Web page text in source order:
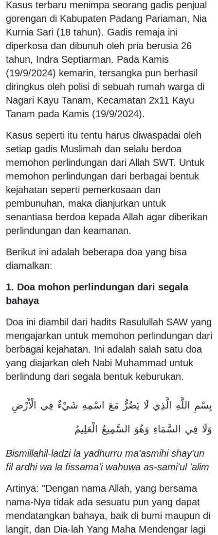
Kasus terbaru menimpa seorang gadis penjual
gorengan di Kabupaten Padang Pariaman, Nia
Kurnia Sari (18 tahun). Gadis remaja ini
diperkosa dan dibunuh oleh pria berusia 26
tahun, Indra Septiarman. Pada Kamis
(19/9/2024) kemarin, tersangka pun berhasil
diringkus oleh polisi di sebuah rumah warga di
Nagari Kayu Tanam, Kecamatan 2x11 Kayu
Tanam pada Kamis (19/9/2024).
Kasus seperti itu tentu harus diwaspadai oleh
setiap gadis Muslimah dan selalu berdoa
memohon perlindungan dari Allah SWT. Untuk
memohon perlindungan dari berbagai bentuk
kejahatan seperti pemerkosaan dan
pembunuhan, maka dianjurkan untuk
senantiasa berdoa kepada Allah agar diberikan
perlindungan dan keamanan.
Berikut ini adalah beberapa doa yang bisa
diamalkan:
1. Doa mohon perlindungan dari segala
bahaya
Doa ini diambil dari hadits Rasulullah SAW yang
mengajarkan untuk memohon perlindungan dari
berbagai kejahatan. Ini adalah salah satu doa
yang diajarkan oleh Nabi Muhammad untuk
berlindung dari segala bentuk keburukan.
بِسْمِ اللَّهِ الَّذِي لَا يَضُرُّ مَعَ اسْمِهِ شَيْءٌ فِي الْأَرْضِ
وَلَا فِي السَّمَاءِ وَهُوَ السَّمِيعُ الْعَلِيمُ
Bismillahil-ladzi la yadhurru ma'asmihi shay'un
fil ardhi wa la fissama'i wahuwa as-sami'ul 'alim
Artinya: "Dengan nama Allah, yang bersama
nama-Nya tidak ada sesuatu pun yang dapat
mendatangkan bahaya, baik di bumi maupun di
langit, dan Dia-lah Yang Maha Mendengar lagi